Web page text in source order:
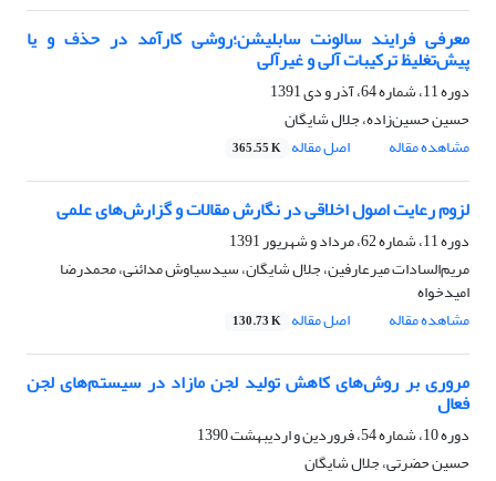
معرفی فرایند سالونت سابلیشن؛روشی کارآمد در حذف و یا
پیش‌تغلیظ ترکیبات آلی و غیرآلی
دوره 11، شماره 64، آذر و دی 1391
حسین حسین‌زاده، جلال شایگان
مشاهده مقاله
اصل مقاله 365.55 K
لزوم رعایت اصول اخلاقی در نگارش مقالات و گزارش‌های علمی
دوره 11، شماره 62، مرداد و شهریور 1391
مریم‌السادات میرعارفین، جلال شایگان، سیدسیاوش مدائنی، محمدرضا
امیدخواه
مشاهده مقاله
اصل مقاله 130.73 K
مروری بر روش‌های کاهش تولید لجن مازاد در سیستم‌های لجن
فعال
دوره 10، شماره 54، فروردین و اردیبهشت 1390
حسین حضرتی، جلال شایگان